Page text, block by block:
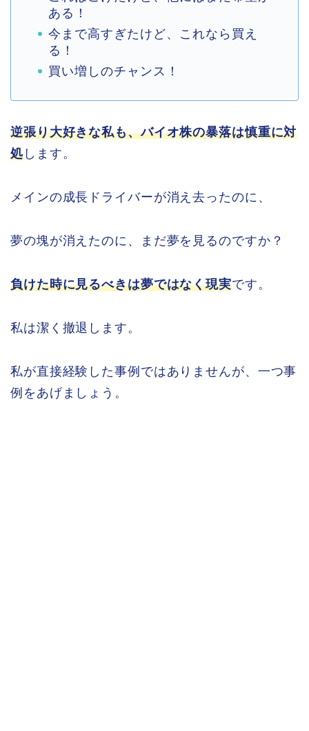
ある！
今まで高すぎたけど、これなら買え
る！
買い増しのチャンス！
逆張り大好きな私も、バイオ株の暴落は慎重に対
処します。
メインの成長ドライバーが消え去ったのに、
夢の塊が消えたのに、まだ夢を見るのですか？
負けた時に見るべきは夢ではなく現実です。
私は潔く撤退します。
私が直接経験した事例ではありませんが、一つ事
例をあげましょう。